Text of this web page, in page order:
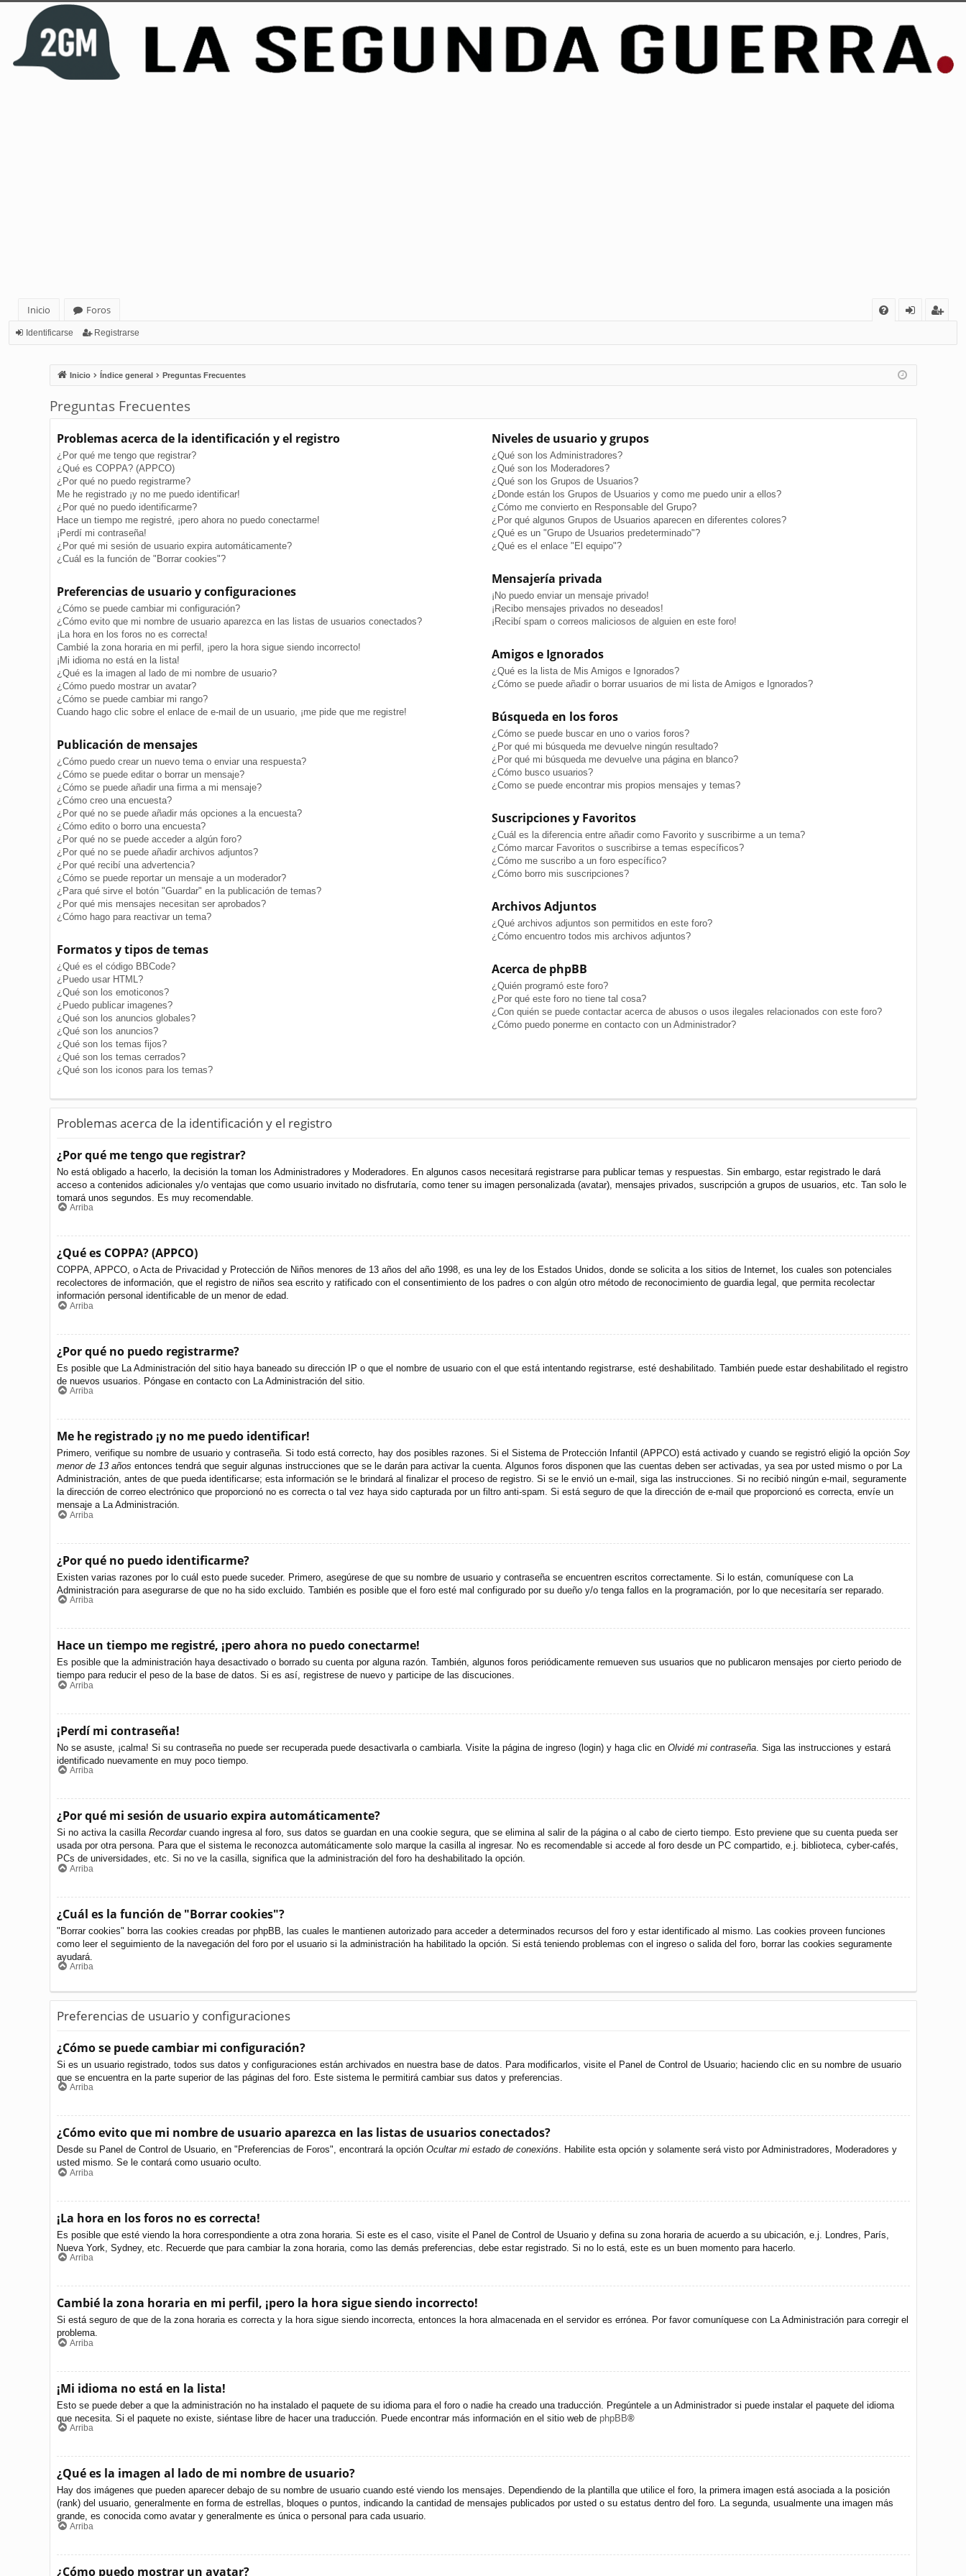
Inicio
Foros
rs
Identificarse Registrarse
Inicio Índice general Preguntas Frecuentes
Preguntas Frecuentes
Problemas acerca de la identificación y el registro
¿Por qué me tengo que registrar?
¿Qué es COPPA? (APPCO)
¿Por qué no puedo registrarme?
Me he registrado ¡y no me puedo identificar!
¿Por qué no puedo identificarme?
Hace un tiempo me registré, ¡pero ahora no puedo conectarme!
¡Perdí mi contraseña!
¿Por qué mi sesión de usuario expira automáticamente?
¿Cuál es la función de "Borrar cookies"?
Preferencias de usuario y configuraciones
¿Cómo se puede cambiar mi configuración?
¿Cómo evito que mi nombre de usuario aparezca en las listas de usuarios conectados?
¡La hora en los foros no es correcta!
Cambié la zona horaria en mi perfil, ¡pero la hora sigue siendo incorrecto!
¡Mi idioma no está en la lista!
¿Qué es la imagen al lado de mi nombre de usuario?
¿Cómo puedo mostrar un avatar?
¿Cómo se puede cambiar mi rango?
Cuando hago clic sobre el enlace de e-mail de un usuario, ¡me pide que me registre!
Publicación de mensajes
¿Cómo puedo crear un nuevo tema o enviar una respuesta?
¿Cómo se puede editar o borrar un mensaje?
¿Cómo se puede añadir una firma a mi mensaje?
¿Cómo creo una encuesta?
¿Por qué no se puede añadir más opciones a la encuesta?
¿Cómo edito o borro una encuesta?
¿Por qué no se puede acceder a algún foro?
¿Por qué no se puede añadir archivos adjuntos?
¿Por qué recibí una advertencia?
¿Cómo se puede reportar un mensaje a un moderador?
¿Para qué sirve el botón "Guardar" en la publicación de temas?
¿Por qué mis mensajes necesitan ser aprobados?
¿Cómo hago para reactivar un tema?
Formatos y tipos de temas
¿Qué es el código BBCode?
¿Puedo usar HTML?
¿Qué son los emoticonos?
¿Puedo publicar imagenes?
¿Qué son los anuncios globales?
¿Qué son los anuncios?
¿Qué son los temas fijos?
¿Qué son los temas cerrados?
¿Qué son los iconos para los temas?
Niveles de usuario y grupos
¿Qué son los Administradores?
¿Qué son los Moderadores?
¿Qué son los Grupos de Usuarios?
¿Donde están los Grupos de Usuarios y como me puedo unir a ellos?
¿Cómo me convierto en Responsable del Grupo?
¿Por qué algunos Grupos de Usuarios aparecen en diferentes colores?
¿Qué es un "Grupo de Usuarios predeterminado"?
¿Qué es el enlace "El equipo"?
Mensajería privada
¡No puedo enviar un mensaje privado!
¡Recibo mensajes privados no deseados!
¡Recibí spam o correos maliciosos de alguien en este foro!
Amigos e Ignorados
¿Qué es la lista de Mis Amigos e Ignorados?
¿Cómo se puede añadir o borrar usuarios de mi lista de Amigos e Ignorados?
Búsqueda en los foros
¿Cómo se puede buscar en uno o varios foros?
¿Por qué mi búsqueda me devuelve ningún resultado?
¿Por qué mi búsqueda me devuelve una página en blanco?
¿Cómo busco usuarios?
¿Como se puede encontrar mis propios mensajes y temas?
Suscripciones y Favoritos
¿Cuál es la diferencia entre añadir como Favorito y suscribirme a un tema?
¿Cómo marcar Favoritos o suscribirse a temas específicos?
¿Cómo me suscribo a un foro específico?
¿Cómo borro mis suscripciones?
Archivos Adjuntos
¿Qué archivos adjuntos son permitidos en este foro?
¿Cómo encuentro todos mis archivos adjuntos?
Acerca de phpBB
¿Quién programó este foro?
¿Por qué este foro no tiene tal cosa?
¿Con quién se puede contactar acerca de abusos o usos ilegales relacionados con este foro?
¿Cómo puedo ponerme en contacto con un Administrador?
Problemas acerca de la identificación y el registro
¿Por qué me tengo que registrar?
No está obligado a hacerlo, la decisión la toman los Administradores y Moderadores. En algunos casos necesitará registrarse para publicar temas y respuestas. Sin embargo, estar registrado le dará
acceso a contenidos adicionales y/o ventajas que como usuario invitado no disfrutaría, como tener su imagen personalizada (avatar), mensajes privados, suscripción a grupos de usuarios, etc. Tan solo le
tomará unos segundos. Es muy recomendable.
Arriba
¿Qué es COPPA? (APPCO)
COPPA, APPCO, o Acta de Privacidad y Protección de Niños menores de 13 años del año 1998, es una ley de los Estados Unidos, donde se solicita a los sitios de Internet, los cuales son potenciales
recolectores de información, que el registro de niños sea escrito y ratificado con el consentimiento de los padres o con algún otro método de reconocimiento de guardia legal, que permita recolectar
información personal identificable de un menor de edad.
Arriba
¿Por qué no puedo registrarme?
Es posible que La Administración del sitio haya baneado su dirección IP o que el nombre de usuario con el que está intentando registrarse, esté deshabilitado. También puede estar deshabilitado el registro
de nuevos usuarios. Póngase en contacto con La Administración del sitio.
Arriba
Me he registrado ¡y no me puedo identificar!
Primero, verifique su nombre de usuario y contraseña. Si todo está correcto, hay dos posibles razones. Si el Sistema de Protección Infantil (APPCO) está activado y cuando se registró eligió la opción Soy
menor de 13 años entonces tendrá que seguir algunas instrucciones que se le darán para activar la cuenta. Algunos foros disponen que las cuentas deben ser activadas, ya sea por usted mismo o por La
Administración, antes de que pueda identificarse; esta información se le brindará al finalizar el proceso de registro. Si se le envió un e-mail, siga las instrucciones. Si no recibió ningún e-mail, seguramente
la dirección de correo electrónico que proporcionó no es correcta o tal vez haya sido capturada por un filtro anti-spam. Si está seguro de que la dirección de e-mail que proporcionó es correcta, envíe un
mensaje a La Administración.
Arriba
¿Por qué no puedo identificarme?
Existen varias razones por lo cuál esto puede suceder. Primero, asegúrese de que su nombre de usuario y contraseña se encuentren escritos correctamente. Si lo están, comuníquese con La
Administración para asegurarse de que no ha sido excluido. También es posible que el foro esté mal configurado por su dueño y/o tenga fallos en la programación, por lo que necesitaría ser reparado.
Arriba
Hace un tiempo me registré, ¡pero ahora no puedo conectarme!
Es posible que la administración haya desactivado o borrado su cuenta por alguna razón. También, algunos foros periódicamente remueven sus usuarios que no publicaron mensajes por cierto periodo de
tiempo para reducir el peso de la base de datos. Si es así, registrese de nuevo y participe de las discuciones.
Arriba
¡Perdí mi contraseña!
No se asuste, ¡calma! Si su contraseña no puede ser recuperada puede desactivarla o cambiarla. Visite la página de ingreso (login) y haga clic en Olvidé mi contraseña. Siga las instrucciones y estará
identificado nuevamente en muy poco tiempo.
Arriba
¿Por qué mi sesión de usuario expira automáticamente?
Si no activa la casilla Recordarcuando ingresa al foro, sus datos se guardan en una cookie segura, que se elimina al salir de la página o al cabo de cierto tiempo. Esto previene que su cuenta pueda ser
usada por otra persona. Para que el sistema le reconozca automáticamente solo marque la casilla al ingresar. No es recomendable si accede al foro desde un PC compartido, e.j. biblioteca, cyber-cafés,
PCs de universidades, etc. Si no ve la casilla, significa que la administración del foro ha deshabilitado la opción.
Arriba
¿Cuál es la función de "Borrar cookies"?
"Borrar cookies" borra las cookies creadas por phpBB, las cuales le mantienen autorizado para acceder a determinados recursos del foro y estar identificado al mismo. Las cookies proveen funciones
como leer el seguimiento de la navegación del foro por el usuario si la administración ha habilitado la opción. Si está teniendo problemas con el ingreso o salida del foro, borrar las cookies seguramente
ayudará.
Arriba
Preferencias de usuario y configuraciones
¿Cómo se puede cambiar mi configuración?
Si es un usuario registrado, todos sus datos y configuraciones están archivados en nuestra base de datos. Para modificarlos, visite el Panel de Control de Usuario; haciendo clic en su nombre de usuario
que se encuentra en la parte superior de las páginas del foro. Este sistema le permitirá cambiar sus datos y preferencias.
Arriba
¿Cómo evito que mi nombre de usuario aparezca en las listas de usuarios conectados?
Desde su Panel de Control de Usuario, en "Preferencias de Foros", encontrará la opción Ocultar mi estado de conexións. Habilite esta opción y solamente será visto por Administradores, Moderadores y
usted mismo. Se le contará como usuario oculto.
Arriba
¡La hora en los foros no es correcta!
Es posible que esté viendo la hora correspondiente a otra zona horaria. Si este es el caso, visite el Panel de Control de Usuario y defina su zona horaria de acuerdo a su ubicación, e.j. Londres, París,
Nueva York, Sydney, etc. Recuerde que para cambiar la zona horaria, como las demás preferencias, debe estar registrado. Si no lo está, este es un buen momento para hacerlo.
Arriba
Cambié la zona horaria en mi perfil, ¡pero la hora sigue siendo incorrecto!
Si está seguro de que de la zona horaria es correcta y la hora sigue siendo incorrecta, entonces la hora almacenada en el servidor es errónea. Por favor comuníquese con La Administración para corregir el
problema.
Arriba
¡Mi idioma no está en la lista!
Esto se puede deber a que la administración no ha instalado el paquete de su idioma para el foro o nadie ha creado una traducción. Pregúntele a un Administrador si puede instalar el paquete del idioma
que necesita. Si el paquete no existe, siéntase libre de hacer una traducción. Puede encontrar más información en el sitio web de phpBB®
Arriba
¿Qué es la imagen al lado de mi nombre de usuario?
Hay dos imágenes que pueden aparecer debajo de su nombre de usuario cuando esté viendo los mensajes. Dependiendo de la plantilla que utilice el foro, la primera imagen está asociada a la posición
(rank) del usuario, generalmente en forma de estrellas, bloques o puntos, indicando la cantidad de mensajes publicados por usted o su estatus dentro del foro. La segunda, usualmente una imagen más
grande, es conocida como avatar y generalmente es única o personal para cada usuario.
Arriba
¿Cómo puedo mostrar un avatar?